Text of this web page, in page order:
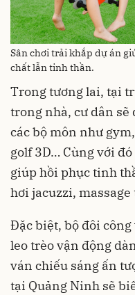
Sân chơi trải khắp dự án
chất lẫn tinh thần.
Trong tương lai, tại
trong nhà, cư dân
các bộ môn như
golf 3D… Cùng với
giúp hồi phục tinh
hơi jacuzzi,
Đặc biệt, bộ đôi
leo trèo vận động
ván chiếu sáng ấn
tại Quảng Ninh sẽ